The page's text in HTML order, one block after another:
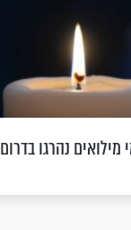
נהרגו בדרום